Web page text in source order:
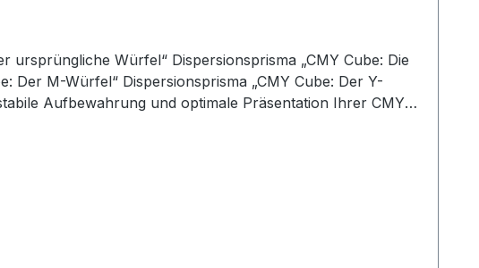
ursprüngliche Würfel“ Dispersionsprisma „CMY Cube: Die
Der M-Würfel“ Dispersionsprisma „CMY Cube: Der Y-
Aufbewahrung und optimale Präsentation Ihrer CMY